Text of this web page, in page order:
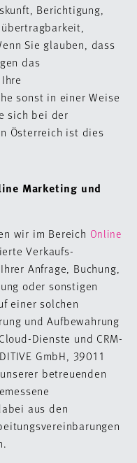
Berichtigung,
Sie glauben, dass
das
sonst in einer Weise
sich bei der
Österreich ist dies
Marketing und
wir im Bereich Online
Verkaufs-
Anfrage, Buchung,
oder sonstigen
einer solchen
und Aufbewahrung
Dienste und CRM-
GmbH, 39011
betreuenden
aus den